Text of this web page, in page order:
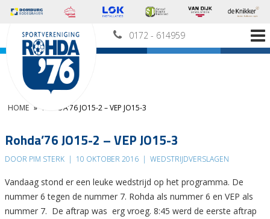
0172 - 614959
HOME » ROHDA’76 JO15-2 – VEP JO15-3
Rohda’76 JO15-2 – VEP JO15-3
DOOR PIM STERK | 10 OKTOBER 2016 | WEDSTRIJDVERSLAGEN
Vandaag stond er een leuke wedstrijd op het programma. De
nummer 6 tegen de nummer 7. Rohda als nummer 6 en VEP als
nummer 7. De aftrap was erg vroeg. 8:45 werd de eerste aftrap